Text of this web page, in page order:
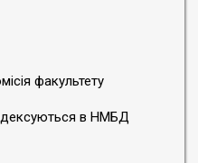
факультету
в НМБД